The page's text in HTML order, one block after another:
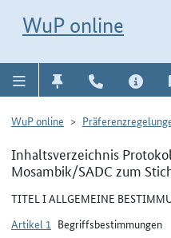
WuP online
WuP online
Inhaltsverzeichnis
Mosambik/SADC zum
TITEL I ALLGEMEINE
Artikel 1 Begriffsbestimmungen